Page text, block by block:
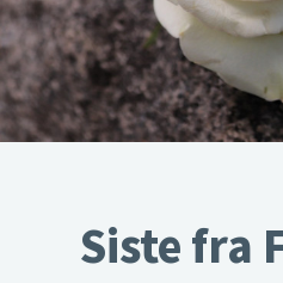
Siste fra